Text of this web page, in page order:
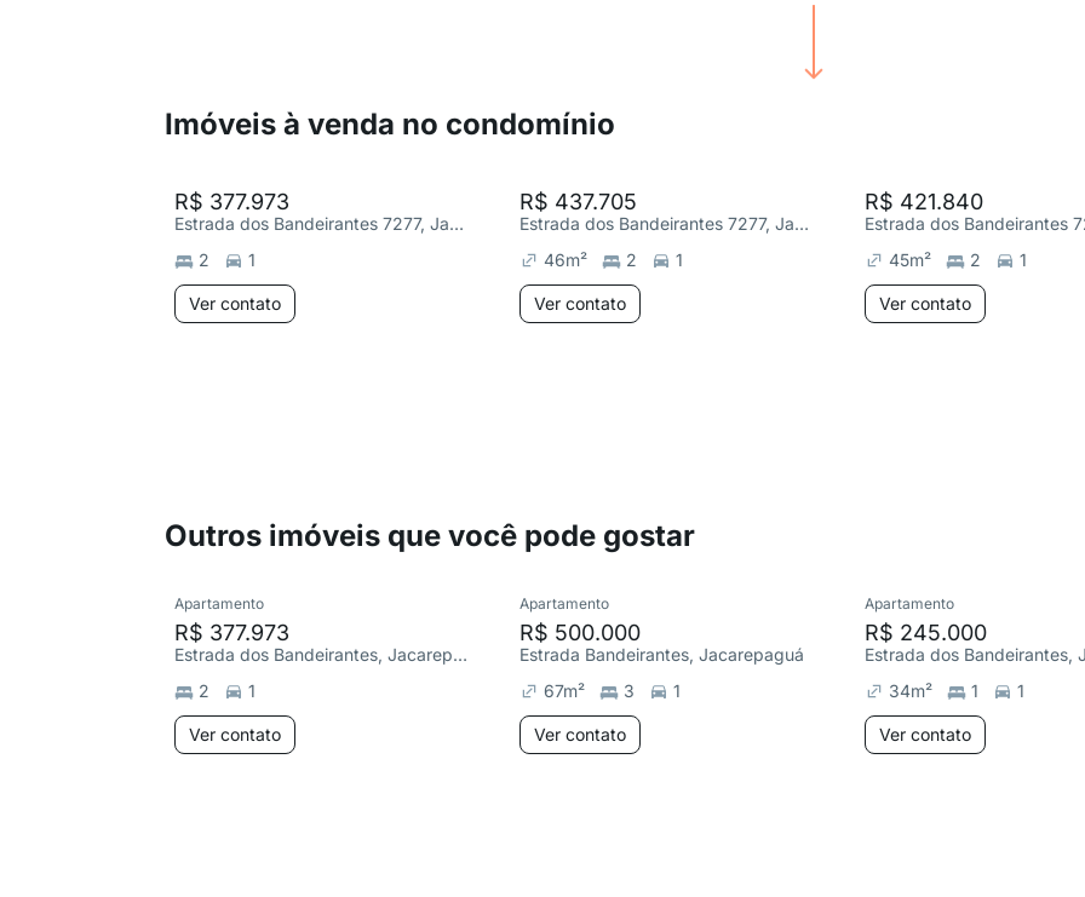
Imóveis à venda no condomínio
R$ 377.973
Estrada dos Bandeirantes 7277, Jacarepaguá
2
1
Ver contato
R$ 437.705
Estrada dos Bandeirantes 7277, Jacarepaguá
46m² 2 1
Ver contato
R$ 421.840
45m² 2 1
Ver contato
Outros imóveis que você pode gostar
Apartamento
R$ 377.973
Estrada dos Bandeirantes, Jacarepaguá
2
1
Ver contato
Apartamento
R$ 500.000
Estrada Bandeirantes, Jacarepaguá
67m² 3 1
Ver contato
Apartamento
R$ 245.000
34m² 1 1
Ver contato